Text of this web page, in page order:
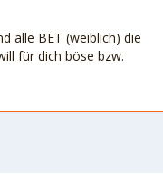
alle BET (weiblich) die
für dich böse bzw.